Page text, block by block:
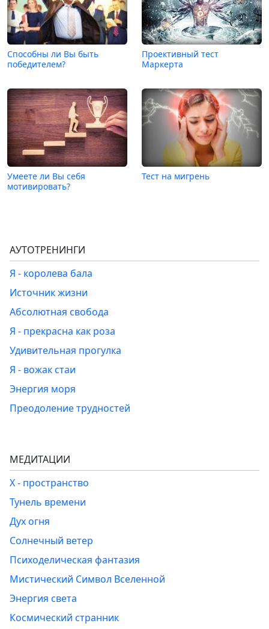
Способны ли Вы быть
победителем?
Проективный тест
Маркерта
Умеете ли Вы себя
мотивировать?
Тест на мигрень
АУТОТРЕНИНГИ
Я - королева бала
Источник жизни
Абсолютная свобода
Я - прекрасна как роза
Удивительная прогулка
Я - вожак стаи
Энергия моря
Преодоление трудностей
МЕДИТАЦИИ
Х - пространство
Тунель времени
Дух огня
Солнечный ветер
Психоделическая фантазия
Мистический Символ Вселенной
Энергия света
Космический странник